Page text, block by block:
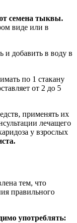
семена тыквы.
виде или в
и добавить в воду в
по 1 стакану
от 2 до 5
применять их
лечащего
у взрослых
тем, что
правильного
употреблять: